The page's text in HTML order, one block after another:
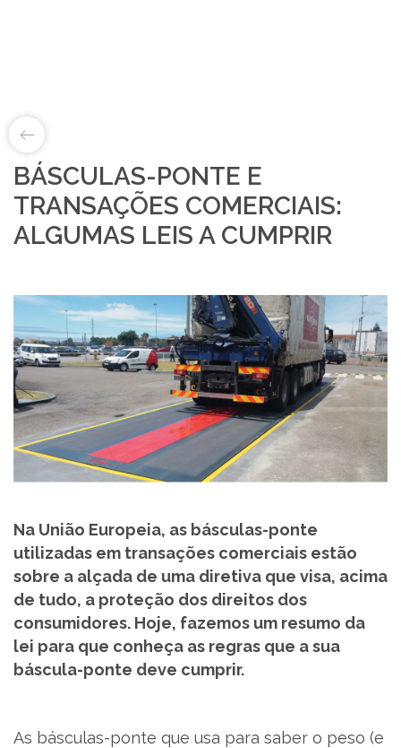
LAB&ID
PRODUTOS
SOBRE NÓS
LOJA ONLINE
SUPORTE
MARQUES ACADEMY
PARCEIROS
NOTÍCIAS
CONTACTOS
RECRUTAMENTO
BÁSCULAS-PONTE E
TRANSAÇÕES COMERCIAIS:
ALGUMAS LEIS A CUMPRIR
Na União Europeia, as básculas-ponte
utilizadas em transações comerciais estão
sobre a alçada de uma diretiva que visa, acima
de tudo, a proteção dos direitos dos
consumidores. Hoje, fazemos um resumo da
lei para que conheça as regras que a sua
báscula-ponte deve cumprir.
As básculas-ponte que usa para saber o peso (e